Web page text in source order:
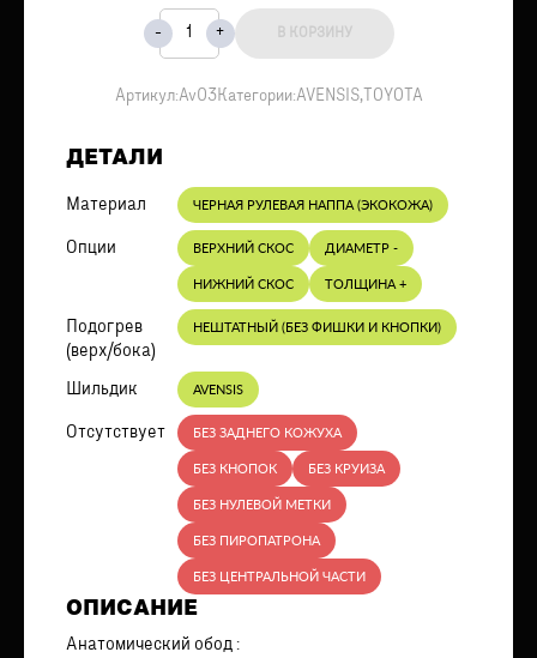
В КОРЗИНУ
Артикул:Av03Категории:AVENSIS,TOYOTA
ОПИСАНИЕ
Анатомический обод :
ДЕТАЛИ
Материал ЧЕРНАЯ РУЛЕВАЯ НАППА (ЭКОКОЖА)
Опции ВЕРХНИЙ СКОС ДИАМЕТР -
НИЖНИЙ СКОС ТОЛЩИНА +
Подогрев
(верх/бока)
НЕШТАТНЫЙ (БЕЗ ФИШКИ И КНОПКИ)
Шильдик AVENSIS
Отсутствует БЕЗ ЗАДНЕГО КОЖУХА
БЕЗ КНОПОК БЕЗ КРУИЗА
БЕЗ НУЛЕВОЙ МЕТКИ
БЕЗ ПИРОПАТРОНА
БЕЗ ЦЕНТРАЛЬНОЙ ЧАСТИ